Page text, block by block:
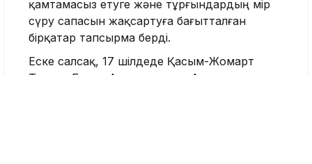
қамтамасыз етуге және тұрғындардың өмір
сүру сапасын жақсартуға бағытталған
бірқатар тапсырма берді.
Еске салсақ, 17 шілдеде Қасым-Жомарт
Тоқаев Болат Ақшолақовты Атырау